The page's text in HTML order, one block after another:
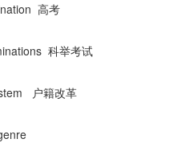
高考
科举考试
户籍改革